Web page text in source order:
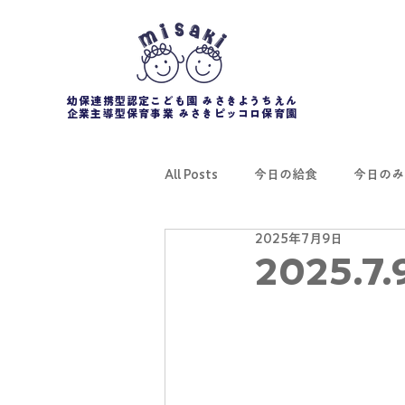
幼保連携型認定こども園 みさきようちえん
企業主導型保育事業 みさきピッコロ保育園
All Posts 今日の給食 今日の
2025年7月9日